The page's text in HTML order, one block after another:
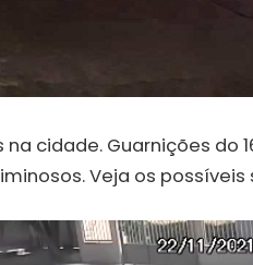
cidade. Guarnições do
Veja os possíveis